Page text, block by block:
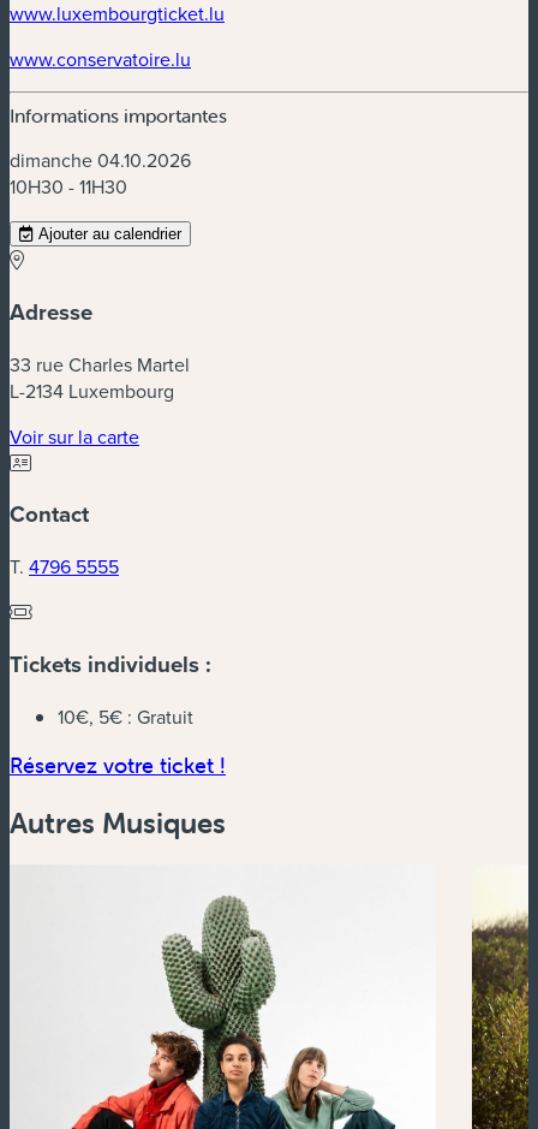
www.luxembourgticket.lu
www.conservatoire.lu
Informations importantes
dimanche 04.10.2026
10H30 - 11H30
Ajouter au calendrier
Adresse
33 rue Charles Martel
L-2134 Luxembourg
Voir sur la carte(nouvelle fenêtre)
Contact
T. 4796 5555
Tickets individuels :
10€, 5€ : Gratuit
Réservez votre ticket !
Autres Musiques